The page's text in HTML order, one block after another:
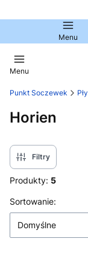
Menu
Menu
Punkt Soczewek
Horien
Filtry
Produkty: 5
Lista
Sortowanie:
Domyślne